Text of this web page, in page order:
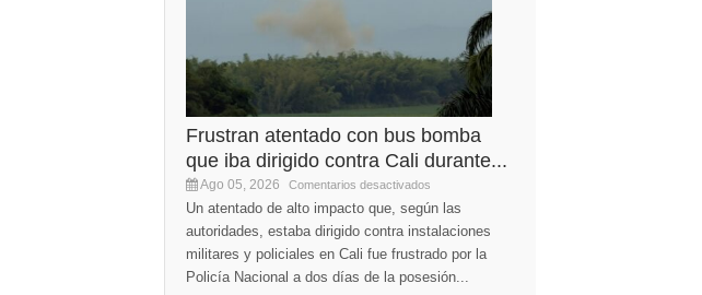
Frustran atentado con bus bomba
que iba dirigido contra Cali durante...
Ago 05, 2026 Comentarios desactivados
Un atentado de alto impacto que, según las
autoridades, estaba dirigido contra instalaciones
militares y policiales en Cali fue frustrado por la
Policía Nacional a dos días de la posesión...